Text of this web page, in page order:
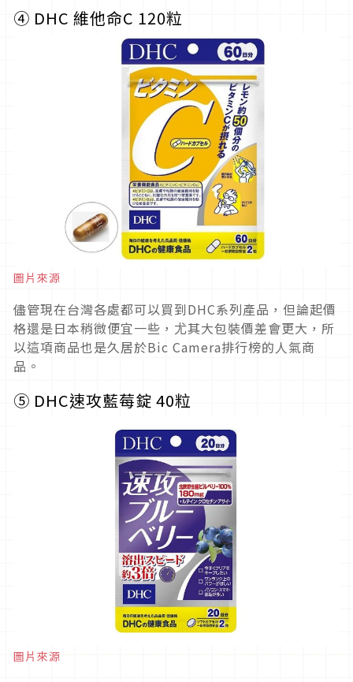
④ DHC 維他命C 120粒
圖片來源
儘管現在台灣各處都可以買到DHC系列產品，但論起價
格還是日本稍微便宜一些，尤其大包裝價差會更大，所
以這項商品也是久居於Bic Camera排行榜的人氣商
品。
⑤ DHC速攻藍莓錠 40粒
圖片來源